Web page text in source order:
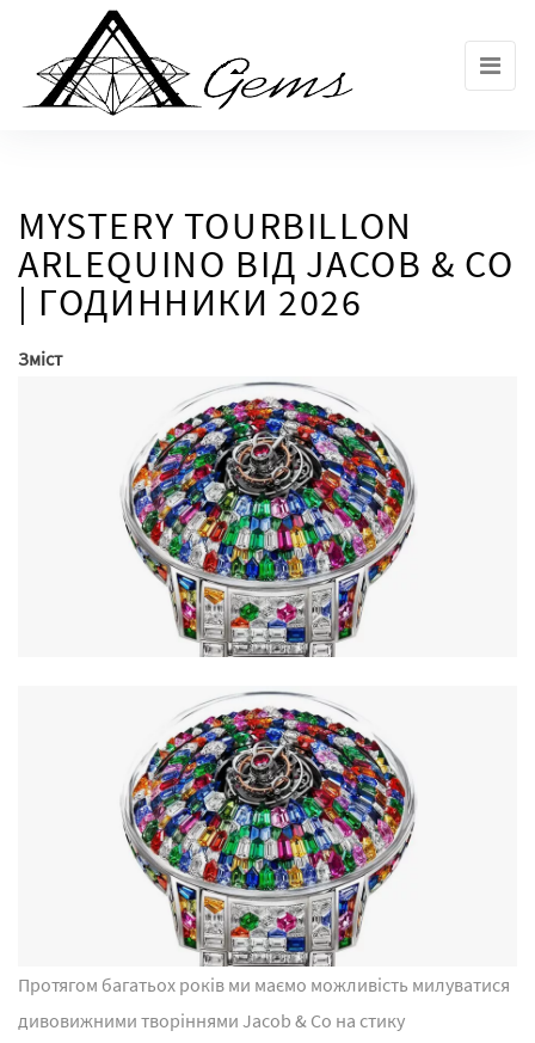
MYSTERY TOURBILLON
ARLEQUINO ВІД JACOB & CO
| ГОДИННИКИ 2026
Зміст
Протягом багатьох років ми маємо можливість милуватися
дивовижними творіннями Jacob & Co на стику